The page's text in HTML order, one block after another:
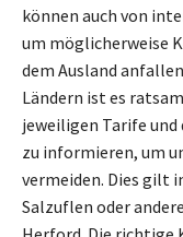
können auch von
um möglicherweise
dem Ausland
Ländern ist es
jeweiligen Tarife und
zu informieren, um
vermeiden. Dies gilt
Salzuflen oder